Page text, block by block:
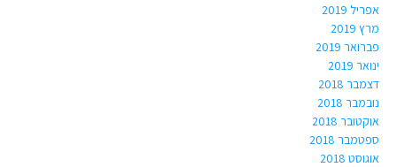
אפריל 2019
מרץ 2019
פברואר 2019
ינואר 2019
דצמבר 2018
נובמבר 2018
אוקטובר 2018
ספטמבר 2018
אוגוסט 2018